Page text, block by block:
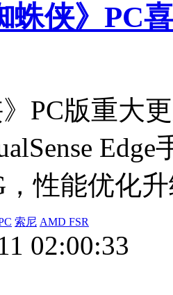
蛛侠》PC
》PC版重大
，性能优化
索尼 AMD FSR
02:00:33